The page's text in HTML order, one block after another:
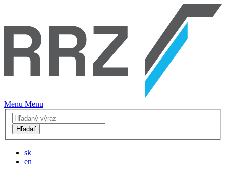
Menu Menu
Hľadať
sk
en